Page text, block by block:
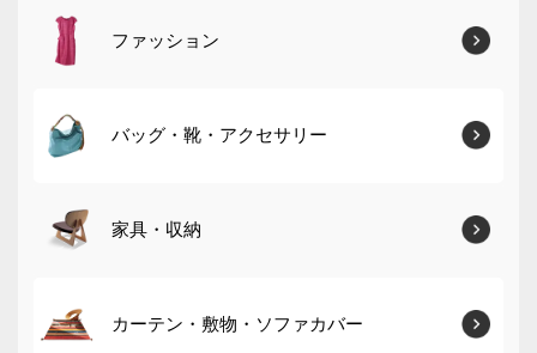
ファッション
バッグ・靴・アクセサリー
家具・収納
カーテン・敷物・ソファカバー